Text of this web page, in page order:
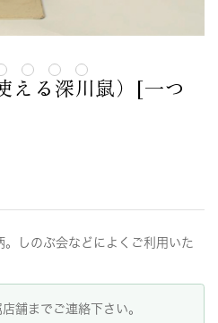
える深川鼠）[一つ
しのぶ会などによくご利用いた
舗までご連絡下さい。